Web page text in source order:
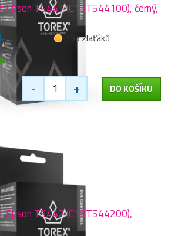
Epson T5441 (C13T544100), černý,
220 ml
133 zlaťáků
- + DO KOŠÍKU
Epson T5442 (C13T544200),